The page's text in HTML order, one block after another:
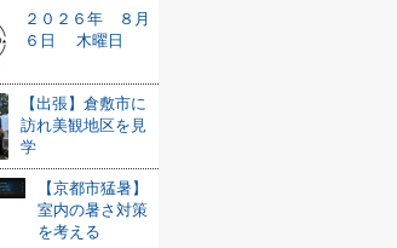
２０２６年 ８月
６日 木曜日
【出張】倉敷市に
訪れ美観地区を見
学
【京都市猛暑】
室内の暑さ対策
を考える